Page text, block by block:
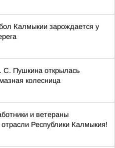
Калмыкии зарождается у
Пушкина открылась
колесница
и ветераны
Республики Калмыкия!